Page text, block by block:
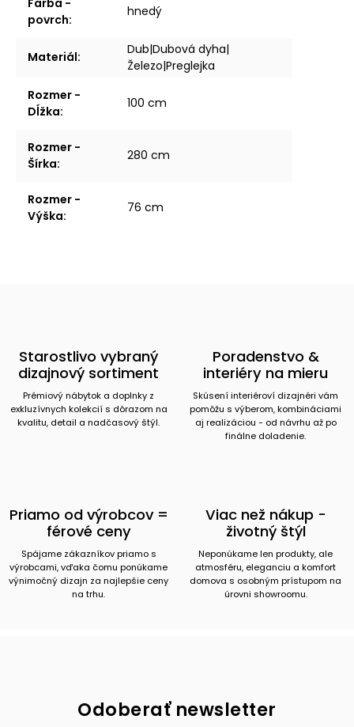
povrch:
hnedý
Materiál:
Dub|Dubová dyha|
Železo|Preglejka
Rozmer -
Dĺžka:
100 cm
Rozmer -
Šírka:
280 cm
Rozmer -
Výška:
76 cm
Starostlivo vybraný
dizajnový sortiment
Prémiový nábytok a doplnky z
exkluzívnych kolekcií s dôrazom na
kvalitu, detail a nadčasový štýl.
Poradenstvo &
interiéry na mieru
Skúsení interiéroví dizajnéri vám
pomôžu s výberom, kombináciami
aj realizáciou - od návrhu až po
finálne doladenie.
Priamo od výrobcov =
férové ceny
Spájame zákazníkov priamo s
výrobcami, vďaka čomu ponúkame
výnimočný dizajn za najlepšie ceny
na trhu.
Viac než nákup -
životný štýl
Neponúkame len produkty, ale
atmosféru, eleganciu a komfort
domova s osobným prístupom na
úrovni showroomu.
Odoberať newsletter